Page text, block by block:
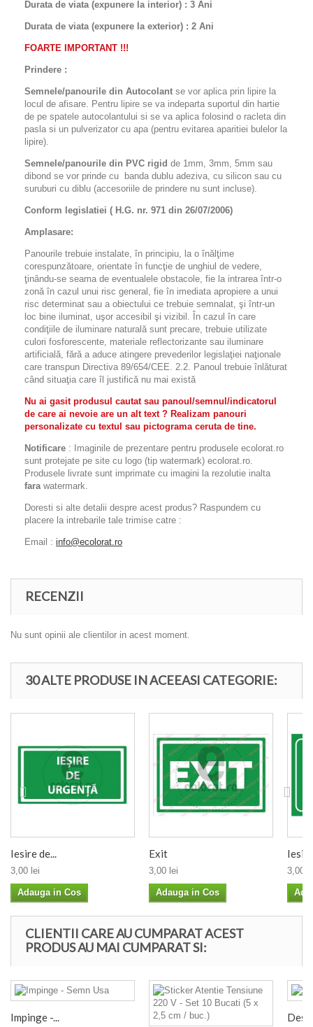
Durata de viata (expunere la interior) : 3 Ani
Durata de viata (expunere la exterior) : 2 Ani
FOARTE IMPORTANT !!!
Prindere :
Semnele/panourile din Autocolant se vor aplica prin lipire la
locul de afisare. Pentru lipire se va indeparta suportul din hartie
de pe spatele autocolantului si se va aplica folosind o racleta din
pasla si un pulverizator cu apa (pentru evitarea aparitiei bulelor la
lipire).
Semnele/panourile din PVC rigid de 1mm, 3mm, 5mm sau
dibond se vor prinde cu banda dublu adeziva, cu silicon sau cu
suruburi cu diblu (accesoriile de prindere nu sunt incluse).
Conform legislatiei ( H.G. nr. 971 din 26/07/2006)
Amplasare:
Panourile trebuie instalate, în principiu, la o înălţime
corespunzătoare, orientate în funcţie de unghiul de vedere,
ţinându-se seama de eventualele obstacole, fie la intrarea într-o
zonă în cazul unui risc general, fie în imediata apropiere a unui
risc determinat sau a obiectului ce trebuie semnalat, şi într-un
loc bine iluminat, uşor accesibil şi vizibil. În cazul în care
condiţiile de iluminare naturală sunt precare, trebuie utilizate
culori fosforescente, materiale reflectorizante sau iluminare
artificială, fără a aduce atingere prevederilor legislaţiei naţionale
care transpun Directiva 89/654/CEE. 2.2. Panoul trebuie înlăturat
când situaţia care îl justifică nu mai există
Nu ai gasit produsul cautat sau panoul/semnul/indicatorul
de care ai nevoie are un alt text ? Realizam panouri
personalizate cu textul sau pictograma ceruta de tine.
Notificare : Imaginile de prezentare pentru produsele ecolorat.ro
sunt protejate pe site cu logo (tip watermark) ecolorat.ro.
Produsele livrate sunt imprimate cu imagini la rezolutie inalta
fara watermark.
Doresti si alte detalii despre acest produs? Raspundem cu
placere la intrebarile tale trimise catre :
Email : info@ecolorat.ro
RECENZII
Nu sunt opinii ale clientilor in acest moment.
30 ALTE PRODUSE IN ACEEASI CATEGORIE:
Iesire de...
3,00 lei
Adauga in Cos
Exit
3,00 lei
Adauga in Cos
Iesire
3,00
CLIENTII CARE AU CUMPARAT ACEST
PRODUS AU MAI CUMPARAT SI:
Impinge -...